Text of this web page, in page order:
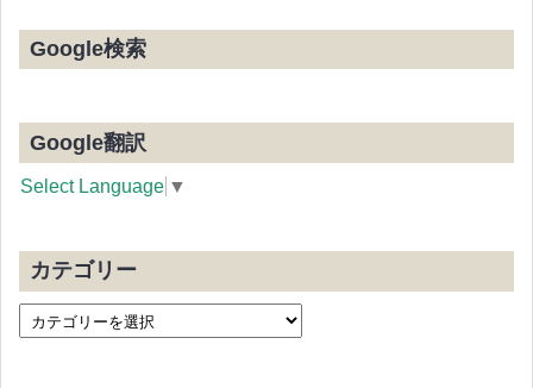
Google検索
Google翻訳
Select Language ▼
カテゴリー